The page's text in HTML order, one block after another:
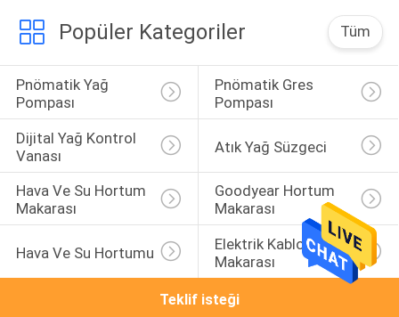
Popüler Kategoriler Tüm
Pnömatik Yağ
Pompası
Pnömatik Gres
Pompası
Dijital Yağ Kontrol
Vanası
Atık Yağ Süzgeci
Hava Ve Su Hortum
Makarası
Goodyear Hortum
Makarası
Hava Ve Su Hortumu
Elektrik Kablosu
Makarası
Teklif isteği